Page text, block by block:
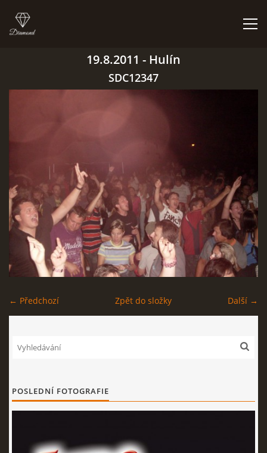
ORCHESTR V PLNÉ SÍLE
CO HRAJEM | NEHRAJEM
NĚCO Z PRAVĚKU
DISKOGRAFIE
19.8.2011 - Hulín
SDC12347
← Předchozí Další →
Zpět do složky
POSLEDNÍ FOTOGRAFIE